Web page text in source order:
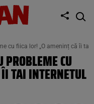
cu fiica lor! „O ameninț că îi tai
CU
TAI INTERNETUL